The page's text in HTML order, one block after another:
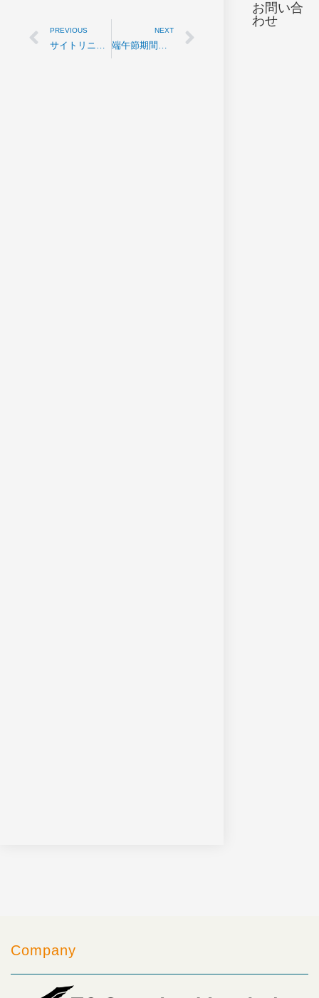
PREVIOUS NEXT
お問い合
わせ
Company